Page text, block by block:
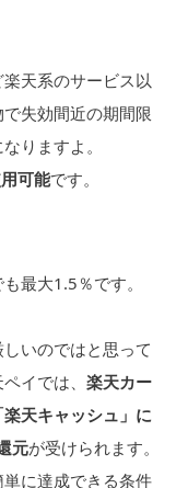
天系のサービス以
失効間近の期間限
りますよ。
可能です。
最大1.5％です。
いのではと思って
イでは、 楽天カー
天キャッシュ」に
元が受けられます。
に達成できる条件